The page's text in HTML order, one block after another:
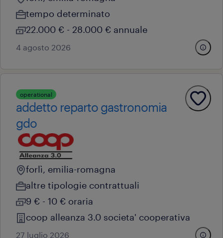
tempo determinato
22.000 € - 28.000 € annuale
4 agosto 2026
operational
addetto reparto gastronomia
gdo
forlì, emilia-romagna
altre tipologie contrattuali
9 € - 10 € oraria
coop alleanza 3.0 societa' cooperativa
27 luglio 2026